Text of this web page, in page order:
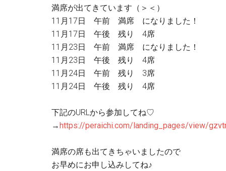
満席が出てきています（＞＜）
11月17日 午前 満席 になりました！
11月17日 午後 残り 4席
11月23日 午前 満席 になりました！
11月23日 午後 残り 4席
11月24日 午前 残り 3席
11月24日 午後 残り 4席
下記のURLから参加してね♡
→https://peraichi.com/landing_pages/view/
満席の席も出てきちゃいましたので
お早めにお申し込みしてね♪